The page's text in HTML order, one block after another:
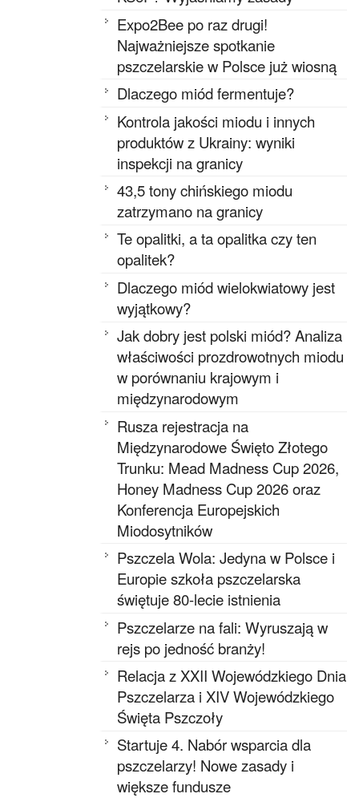
Expo2Bee po raz drugi!
Najważniejsze spotkanie
pszczelarskie w Polsce już wiosną
Dlaczego miód fermentuje?
Kontrola jakości miodu i innych
produktów z Ukrainy: wyniki
inspekcji na granicy
43,5 tony chińskiego miodu
zatrzymano na granicy
Te opalitki, a ta opalitka czy ten
opalitek?
Dlaczego miód wielokwiatowy jest
wyjątkowy?
Jak dobry jest polski miód? Analiza
właściwości prozdrowotnych miodu
w porównaniu krajowym i
międzynarodowym
Rusza rejestracja na
Międzynarodowe Święto Złotego
Trunku: Mead Madness Cup 2026,
Honey Madness Cup 2026 oraz
Konferencja Europejskich
Miodosytników
Pszczela Wola: Jedyna w Polsce i
Europie szkoła pszczelarska
świętuje 80-lecie istnienia
Pszczelarze na fali: Wyruszają w
rejs po jedność branży!
Relacja z XXII Wojewódzkiego Dnia
Pszczelarza i XIV Wojewódzkiego
Święta Pszczoły
Startuje 4. Nabór wsparcia dla
pszczelarzy! Nowe zasady i
większe fundusze